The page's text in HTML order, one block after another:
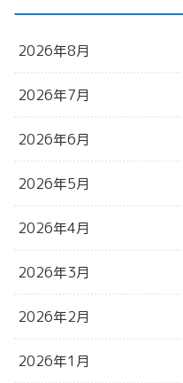
2026年8月
2026年7月
2026年6月
2026年5月
2026年4月
2026年3月
2026年2月
2026年1月